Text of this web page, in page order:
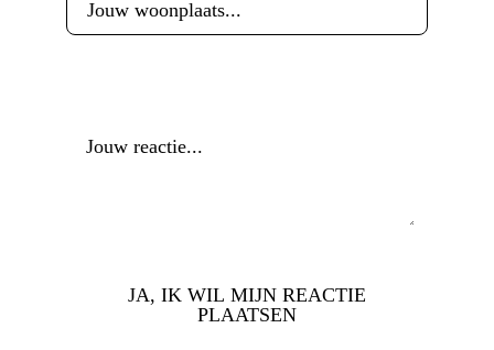
JA, IK WIL MIJN REACTIE
PLAATSEN